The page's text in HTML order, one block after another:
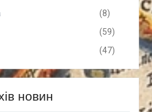
(8)
(59)
(47)
новин